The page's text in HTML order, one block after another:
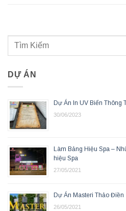
DỰ ÁN
Dự Án In UV Biển Thông
30/06/2023
Làm Bảng Hiệu Spa –
hiệu Spa
27/05/2021
Dự Án Masteri Thảo Điền
26/05/2021